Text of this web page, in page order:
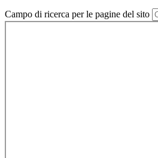
Campo di ricerca per le pagine del sito